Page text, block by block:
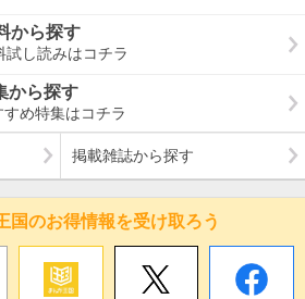
から探す
試し読みはコチラ
から探す
すめ特集はコチラ
掲載雑誌から探す
国のお得情報を受け取ろう